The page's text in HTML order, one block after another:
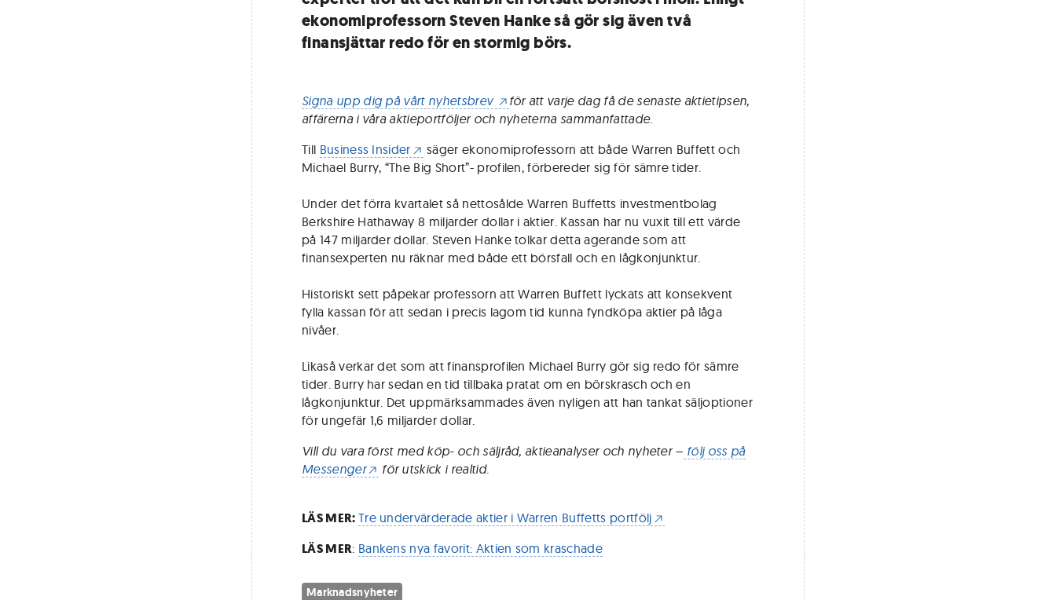
ekonomiprofessorn Steven Hanke så gör sig även två
finansjättar redo för en stormig börs.
Signa upp dig på vårt nyhetsbrev
för att varje dag få de senaste aktietipsen,
affärerna i våra aktieportföljer och nyheterna sammanfattade.
Till Business Insider
säger ekonomiprofessorn att både Warren Buffett och
Michael Burry, “The Big Short”- profilen, förbereder sig för sämre tider.
Under det förra kvartalet så nettosålde Warren Buffetts investmentbolag
Berkshire Hathaway 8 miljarder dollar i aktier. Kassan har nu vuxit till ett värde
på 147 miljarder dollar. Steven Hanke tolkar detta agerande som att
finansexperten nu räknar med både ett börsfall och en lågkonjunktur.
Historiskt sett påpekar professorn att Warren Buffett lyckats att konsekvent
fylla kassan för att sedan i precis lagom tid kunna fyndköpa aktier på låga
nivåer.
Likaså verkar det som att finansprofilen Michael Burry gör sig redo för sämre
tider. Burry har sedan en tid tillbaka pratat om en börskrasch och en
lågkonjunktur. Det uppmärksammades även nyligen att han tankat säljoptioner
för ungefär 1,6 miljarder dollar.
Vill du vara först med köp- och säljråd, aktieanalyser och nyheter – följ oss på
Messenger
för utskick i realtid.
LÄS MER: Tre undervärderade aktier i Warren Buffetts portfölj
LÄS MER: Bankens nya favorit: Aktien som kraschade
Marknadsnyheter